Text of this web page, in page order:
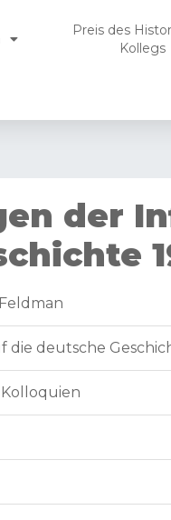
Preis des
Kollegs
der
deutsche